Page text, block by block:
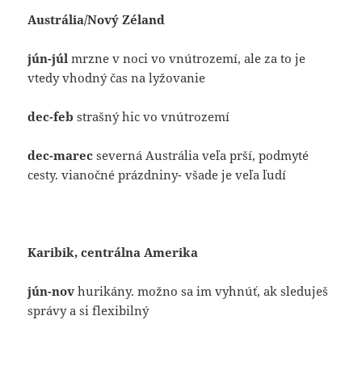
Austrália/Nový Zéland
jún-júl mrzne v noci vo vnútrozemí, ale za to je
vtedy vhodný čas na lyžovanie
dec-feb strašný hic vo vnútrozemí
dec-marec severná Austrália veľa prší, podmyté
cesty. vianočné prázdniny- všade je veľa ľudí
Karibik, centrálna Amerika
jún-nov hurikány. možno sa im vyhnúť, ak sleduješ
správy a si flexibilný